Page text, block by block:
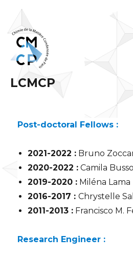
LCMCP
Post-doctoral Fellows :
2021-2022 : Bruno
2020-2022 : Camila
2019-2020 : Miléna Lama
2016-2017 :Chrystelle
2011-2013 : Francisco M.
Research Engineer :